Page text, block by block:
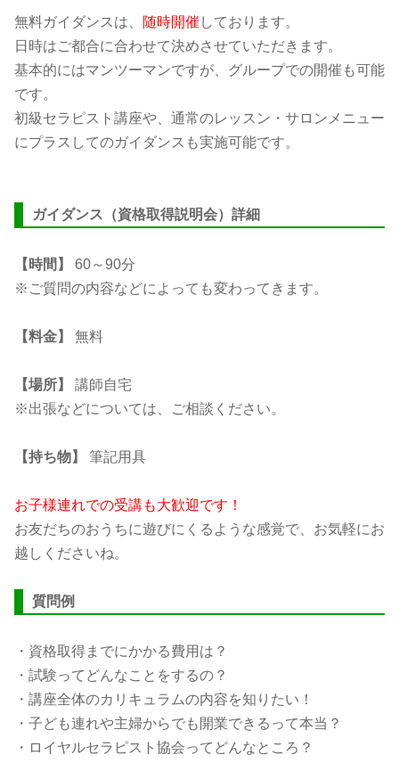
無料ガイダンスは、 随時開催 しております。
日時はご都合に合わせて決めさせていただきます。
基本的にはマンツーマンですが、グループでの開催も可能
です。
初級セラピスト講座や、通常のレッスン・サロンメニュー
にプラスしてのガイダンスも実施可能です。
ガイダンス（資格取得説明会）詳細
【時間】
60～90分
※ご質問の内容などによっても変わってきます。
【料金】 無料
【場所】
講師自宅
※出張などについては、ご相談ください。
【持ち物】 筆記用具
お子様連れでの受講も大歓迎です！
お友だちのおうちに遊びにくるような感覚で、お気軽にお
越しくださいね。
質問例
・資格取得までにかかる費用は？
・試験ってどんなことをするの？
・講座全体のカリキュラムの内容を知りたい！
・子ども連れや主婦からでも開業できるって本当？
・ロイヤルセラピスト協会ってどんなところ？